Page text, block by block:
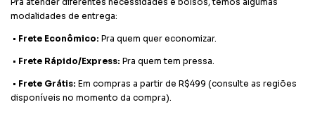
modalidades de entrega:
• Frete Econômico: Pra quem quer economizar.
• Frete Rápido/Express: Pra quem tem pressa.
• Frete Grátis: Em compras a partir de R$499 (consulte as regiões
disponíveis no momento da compra).